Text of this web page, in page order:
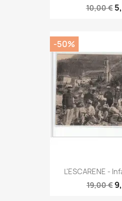
10,00 €
L'ESCARENE -
19,00 €
-50%